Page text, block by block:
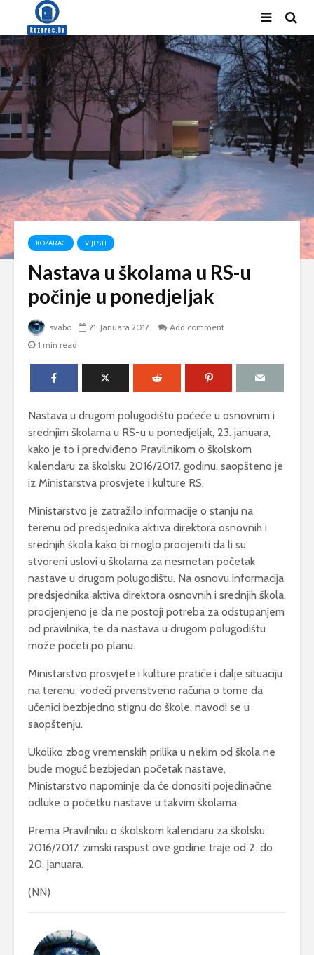
KOZARAC VIJESTI
Nastava u školama u RS-u
počinje u ponedjeljak
svabo 21. Januara 2017.
Add comment
1 min read
Nastava u drugom polugodištu počeće u osnovnim i
srednjim školama u RS-u u ponedjeljak, 23. januara,
kako je to i predviđeno Pravilnikom o školskom
kalendaru za školsku 2016/2017. godinu, saopšteno je
iz Ministarstva prosvjete i kulture RS.
Ministarstvo je zatražilo informacije o stanju na
terenu od predsjednika aktiva direktora osnovnih i
srednjih škola kako bi moglo procijeniti da li su
stvoreni uslovi u školama za nesmetan početak
nastave u drugom polugodištu. Na osnovu informacija
predsjednika aktiva direktora osnovnih i srednjih škola,
procijenjeno je da ne postoji potreba za odstupanjem
od pravilnika, te da nastava u drugom polugodištu
može početi po planu.
Ministarstvo prosvjete i kulture pratiće i dalje situaciju
na terenu, vodeći prvenstveno računa o tome da
učenici bezbjedno stignu do škole, navodi se u
saopštenju.
Ukoliko zbog vremenskih prilika u nekim od škola ne
bude moguć bezbjedan početak nastave,
Ministarstvo napominje da će donositi pojedinačne
odluke o početku nastave u takvim školama.
Prema Pravilniku o školskom kalendaru za školsku
2016/2017, zimski raspust ove godine traje od 2. do
20. januara.
(NN)